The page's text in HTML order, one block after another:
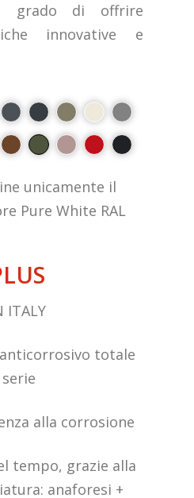
grado di offrire
innovative e
unicamente il
Pure White RAL
ITALY
totale
alla corrosione
tempo, grazie alla
anaforesi +